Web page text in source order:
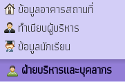
ข้อมูลอาคารสถานที่
ทำเนียบผู้บริหาร
ข้อมูลนักเรียน
ฝ่ายบริหารและบุคลากร